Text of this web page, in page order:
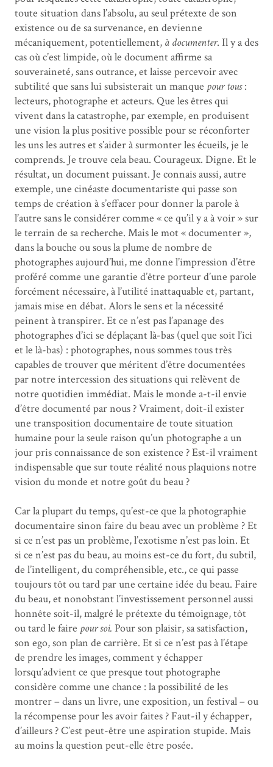
toute situation dans l’absolu, au seul prétexte de son
existence ou de sa survenance, en devienne
mécaniquement, potentiellement, à documenter. Il y a des
cas où c’est limpide, où le document affirme sa
souveraineté, sans outrance, et laisse percevoir avec
subtilité que sans lui subsisterait un manque pour tous:
lecteurs, photographe et acteurs. Que les êtres qui
vivent dans la catastrophe, par exemple, en produisent
une vision la plus positive possible pour se réconforter
les uns les autres et s’aider à surmonter les écueils, je le
comprends. Je trouve cela beau. Courageux. Digne. Et le
résultat, un document puissant. Je connais aussi, autre
exemple, une cinéaste documentariste qui passe son
temps de création à s’effacer pour donner la parole à
l’autre sans le considérer comme « ce qu’il y a à voir » sur
le terrain de sa recherche. Mais le mot « documenter »,
dans la bouche ou sous la plume de nombre de
photographes aujourd’hui, me donne l’impression d’être
proféré comme une garantie d’être porteur d’une parole
forcément nécessaire, à l’utilité inattaquable et, partant,
jamais mise en débat. Alors le sens et la nécessité
peinent à transpirer. Et ce n’est pas l’apanage des
photographes d’ici se déplaçant là-bas (quel que soit l’ici
et le là-bas) : photographes, nous sommes tous très
capables de trouver que méritent d’être documentées
par notre intercession des situations qui relèvent de
notre quotidien immédiat. Mais le monde a-t-il envie
d’être documenté par nous ? Vraiment, doit-il exister
une transposition documentaire de toute situation
humaine pour la seule raison qu’un photographe a un
jour pris connaissance de son existence ? Est-il vraiment
indispensable que sur toute réalité nous plaquions notre
vision du monde et notre goût du beau ?
Car la plupart du temps, qu’est-ce que la photographie
documentaire sinon faire du beau avec un problème ? Et
si ce n’est pas un problème, l’exotisme n’est pas loin. Et
si ce n’est pas du beau, au moins est-ce du fort, du subtil,
de l’intelligent, du compréhensible, etc., ce qui passe
toujours tôt ou tard par une certaine idée du beau. Faire
du beau, et nonobstant l’investissement personnel aussi
honnête soit-il, malgré le prétexte du témoignage, tôt
ou tard le faire pour soi. Pour son plaisir, sa satisfaction,
son ego, son plan de carrière. Et si ce n’est pas à l’étape
de prendre les images, comment y échapper
lorsqu’advient ce que presque tout photographe
considère comme une chance : la possibilité de les
montrer – dans un livre, une exposition, un festival – ou
la récompense pour les avoir faites ? Faut-il y échapper,
d’ailleurs ? C’est peut-être une aspiration stupide. Mais
au moins la question peut-elle être posée.